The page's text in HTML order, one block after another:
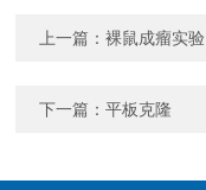
上一篇：裸鼠成瘤实验
下一篇：平板克隆